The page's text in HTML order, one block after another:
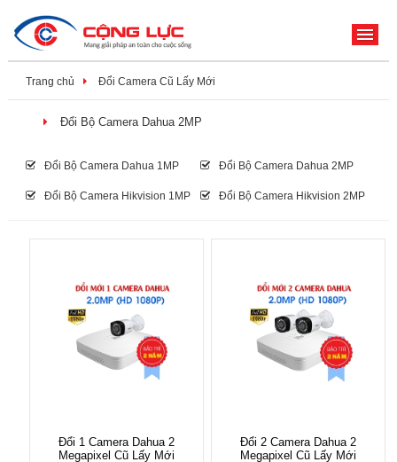
Trang chủ Đổi Camera Cũ Lấy Mới
Đổi Bộ Camera Dahua 2MP
Đổi Bộ Camera Dahua 1MP Đổi Bộ Camera Dahua 2MP
Đổi Bộ Camera Hikvision 1MP Đổi Bộ Camera Hikvision 2MP
Đổi 1 Camera Dahua 2
Megapixel Cũ Lấy Mới
Đổi 2 Camera Dahua 2
Megapixel Cũ Lấy Mới